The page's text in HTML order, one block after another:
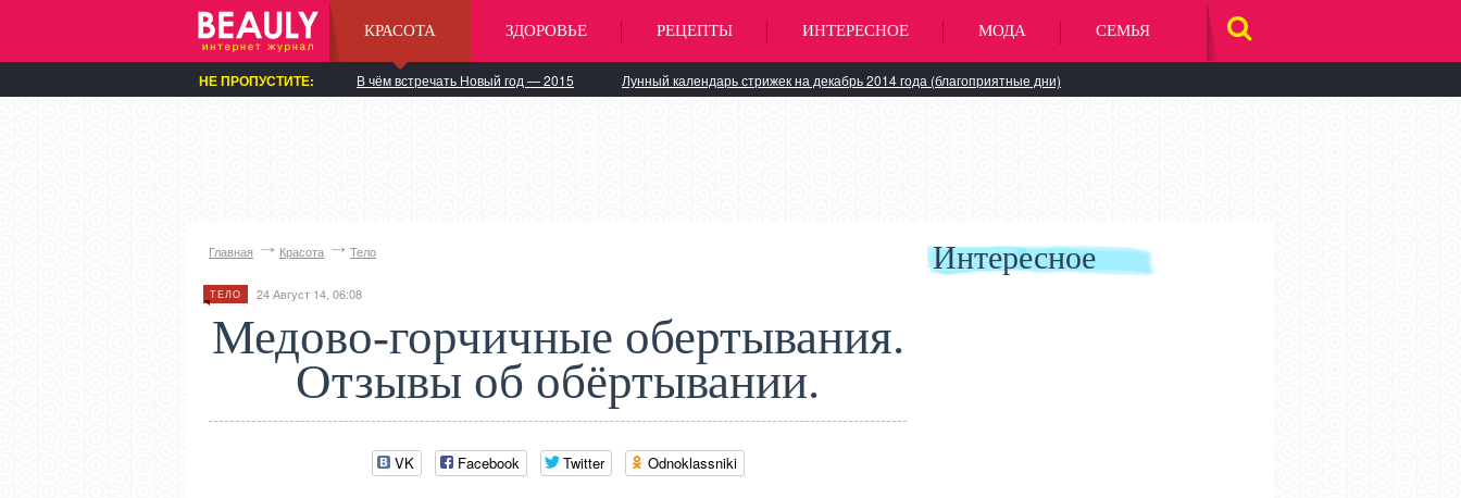
КРАСОТА ЗДОРОВЬЕ РЕЦЕПТЫ ИНТЕРЕСНОЕ МОДА СЕМЬЯ
НЕ ПРОПУСТИТЕ: В чём встречать Новый год — 2015 Лунный календарь стрижек на декабрь 2014 года (благоприятные дни)
Главная Красота Тело
ТЕЛО 24 Август 14, 06:08
Медово-горчичные обертывания.
Отзывы об обёртывании.
VK Facebook Twitter Odnoklassniki
Интересное